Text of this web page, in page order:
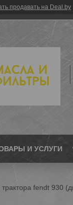
продавать на Deal.by
И УСЛУГИ
fendt 930